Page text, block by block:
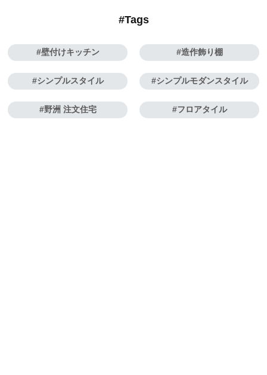
#Tags
壁付けキッチン 造作飾り棚
シンプルスタイル シンプルモダンスタイル
野洲 注文住宅 フロアタイル